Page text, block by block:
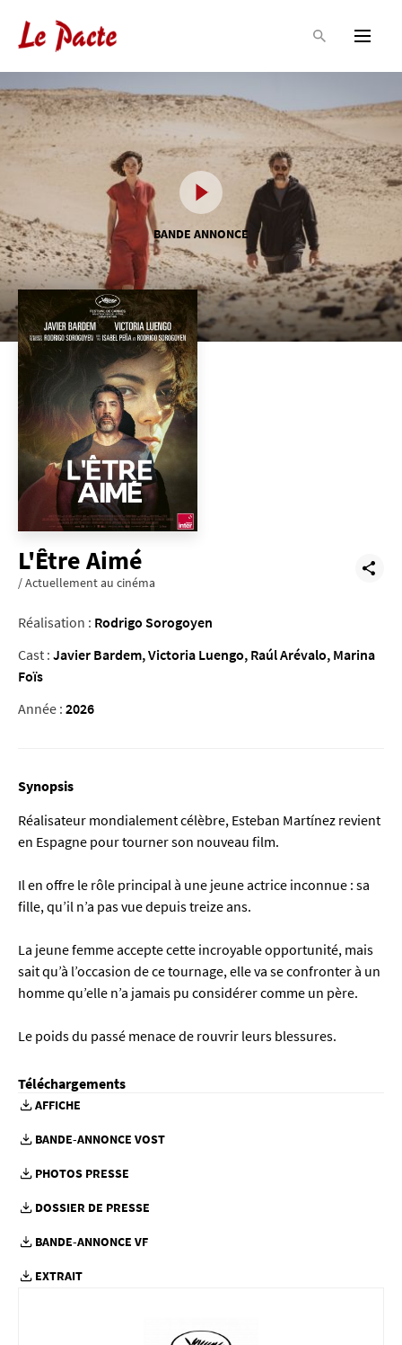
BANDE ANNONCE
L'Être Aimé
/ Actuellement au cinéma
Réalisation : Rodrigo Sorogoyen
Cast : Javier Bardem, Victoria Luengo, Raúl Arévalo, Marina
Foïs
Année : 2026
Synopsis
Réalisateur mondialement célèbre, Esteban Martínez revient
en Espagne pour tourner son nouveau film.
Il en offre le rôle principal à une jeune actrice inconnue : sa
fille, qu’il n’a pas vue depuis treize ans.
La jeune femme accepte cette incroyable opportunité, mais
sait qu’à l’occasion de ce tournage, elle va se confronter à un
homme qu’elle n’a jamais pu considérer comme un père.
Le poids du passé menace de rouvrir leurs blessures.
Téléchargements
AFFICHE
BANDE-ANNONCE VOST
PHOTOS PRESSE
DOSSIER DE PRESSE
BANDE-ANNONCE VF
EXTRAIT